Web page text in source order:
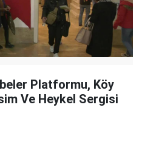
Platformu, Köy
Ve Heykel Sergisi